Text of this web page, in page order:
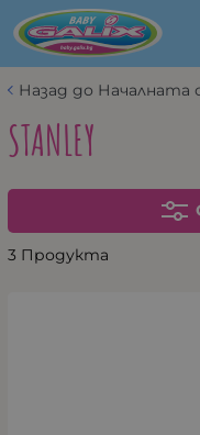
Назад до Началната
STANLEY
3 Продукта